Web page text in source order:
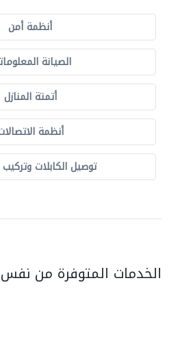
أنظمة أمن
الصيانة
أتمتة المنازل
أنظمة
توصيل الكابلات
الخدمات المتوفرة من